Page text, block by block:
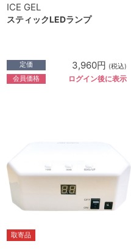
ICE GEL
スティックLEDランプ
定価 3,960円 (税込)
会員価格 ログイン後に表示
取寄品